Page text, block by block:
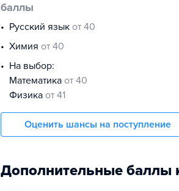
баллы
русский язык от 40
химия от 40
На выбор:
математика от 40
физика от 41
Оценить шансы на поступление
Дополнительные баллы